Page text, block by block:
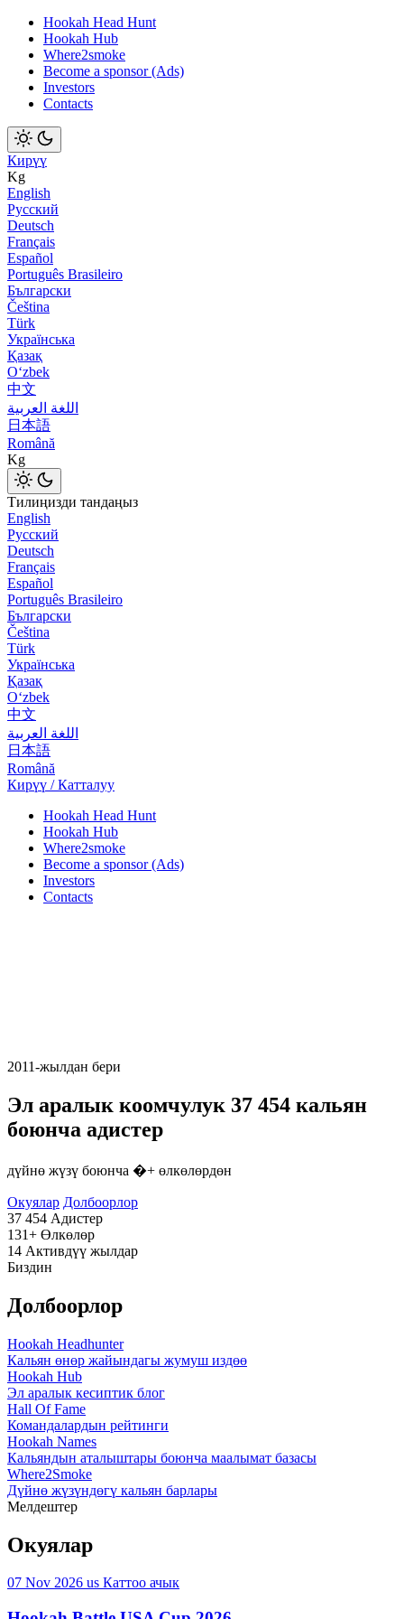
Hookah Head Hunt
Hookah Hub
Where2smoke
Become a sponsor (Ads)
Investors
Contacts
Кирүү
Kg
English
Русский
Deutsch
Français
Español
Português Brasileiro
Български
Čeština
Türk
Українська
Қазақ
Оʻzbek
中文
اللغة العربية
日本語
Română
Kg
Тилиңизди тандаңыз
English
Русский
Deutsch
Français
Español
Português Brasileiro
Български
Čeština
Türk
Українська
Қазақ
Оʻzbek
中文
اللغة العربية
日本語
Română
Кирүү / Катталуу
Hookah Head Hunt
Hookah Hub
Where2smoke
Become a sponsor (Ads)
Investors
Contacts
2011-жылдан бери
Эл аралык коомчулук 37 454 кальян
боюнча адистер
дүйнө жүзү боюнча �+ өлкөлөрдөн
Окуялар Долбоорлор
37 454 Адистер
131+ Өлкөлөр
14 Активдүү жылдар
Биздин
Долбоорлор
Hookah Headhunter
Кальян өнөр жайындагы жумуш издөө
Hookah Hub
Эл аралык кесиптик блог
Hall Of Fame
Командалардын рейтинги
Hookah Names
Кальяндын аталыштары боюнча маалымат базасы
Where2Smoke
Дүйнө жүзүндөгү кальян барлары
Мелдештер
Окуялар
07 Nov 2026 us Каттоо ачык